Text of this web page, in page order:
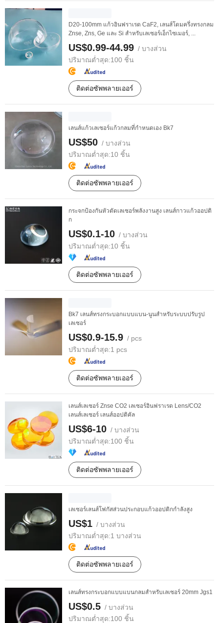
D20-100mm แก้วอินฟราเรด CaF2, เลนส์โดมครึ่งทรงกลม
Znse, Zns, Ge และ Si สำหรับเลเซอร์เอ็กไซเมอร์, ...
US$0.99-44.99 / บางส่วน
ปริมาณต่ำสุด:100 ชิ้น
ติดต่อซัพพลายเออร์
เลนส์แก้วเลเซอร์แก้วกลมที่กำหนดเอง Bk7
US$50 / บางส่วน
ปริมาณต่ำสุด:10 ชิ้น
ติดต่อซัพพลายเออร์
กระจกป้องกันหัวตัดเลเซอร์พลังงานสูง เลนส์กาวแก้วออปติ
ก
US$0.1-10 / บางส่วน
ปริมาณต่ำสุด:10 ชิ้น
ติดต่อซัพพลายเออร์
Bk7 เลนส์ทรงกระบอกแบบแบน-นูนสำหรับระบบปรับรูป
เลเซอร์
US$0.9-15.9 / pcs
ปริมาณต่ำสุด:1 pcs
ติดต่อซัพพลายเออร์
เลนส์เลเซอร์ Znse CO2 เลเซอร์อินฟราเรด Lens/CO2
เลนส์เลเซอร์ เลนส์ออปติคัล
US$6-10 / บางส่วน
ปริมาณต่ำสุด:100 ชิ้น
ติดต่อซัพพลายเออร์
เลเซอร์เลนส์โฟกัสส่วนประกอบแก้วออปติกกำลังสูง
US$1 / บางส่วน
ปริมาณต่ำสุด:1 บางส่วน
ติดต่อซัพพลายเออร์
เลนส์ทรงกระบอกแบบแบนกลมสำหรับเลเซอร์ 20mm Jgs1
US$0.5 / บางส่วน
ปริมาณต่ำสุด:100 ชิ้น